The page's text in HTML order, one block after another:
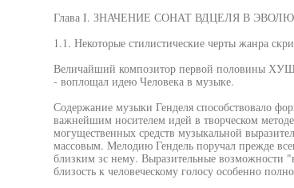
Глава I. ЗНАЧЕНИЕ СОНАТ ВДЦЕЛЯ В
1.1. Некоторые стилистические черты жанра
Величайший композитор первой половины ХУШ
- воплощал идею Человека в музыке.
Содержание музыки Генделя способствовало
важнейшим носителем идей в творческом
могущественных средств музыкальной
массовым. Мелодию Гендель поручал прежде
близким зс нему. Выразительные возможности
близость к человеческому голосу особенно